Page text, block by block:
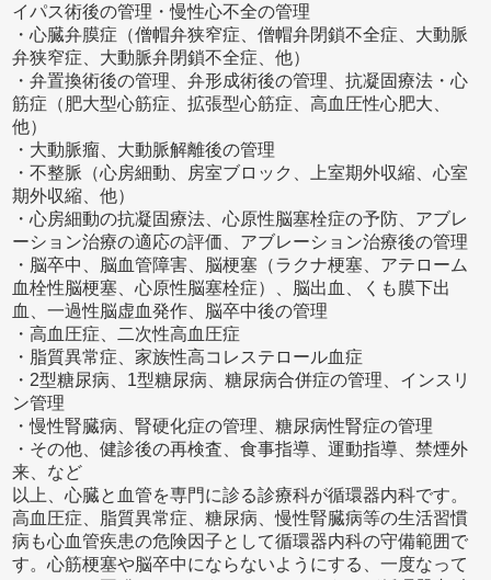
イパス術後の管理・慢性心不全の管理
・心臓弁膜症（僧帽弁狭窄症、僧帽弁閉鎖不全症、大動脈
弁狭窄症、大動脈弁閉鎖不全症、他）
・弁置換術後の管理、弁形成術後の管理、抗凝固療法・心
筋症（肥大型心筋症、拡張型心筋症、高血圧性心肥大、
他）
・大動脈瘤、大動脈解離後の管理
・不整脈（心房細動、房室ブロック、上室期外収縮、心室
期外収縮、他）
・心房細動の抗凝固療法、心原性脳塞栓症の予防、アブレ
ーション治療の適応の評価、アブレーション治療後の管理
・脳卒中、脳血管障害、脳梗塞（ラクナ梗塞、アテローム
血栓性脳梗塞、心原性脳塞栓症）、脳出血、くも膜下出
血、一過性脳虚血発作、脳卒中後の管理
・高血圧症、二次性高血圧症
・脂質異常症、家族性高コレステロール血症
・2型糖尿病、1型糖尿病、糖尿病合併症の管理、インスリ
ン管理
・慢性腎臓病、腎硬化症の管理、糖尿病性腎症の管理
・その他、健診後の再検査、食事指導、運動指導、禁煙外
来、など
以上、心臓と血管を専門に診る診療科が循環器内科です。
高血圧症、脂質異常症、糖尿病、慢性腎臓病等の生活習慣
病も心血管疾患の危険因子として循環器内科の守備範囲で
す。心筋梗塞や脳卒中にならないようにする、一度なって